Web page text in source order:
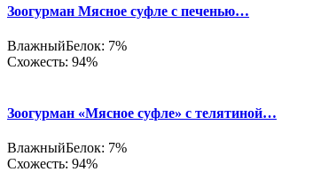
Зоогурман Мясное суфле с печенью…
ВлажныйБелок: 7%
Схожесть: 94%
Зоогурман «Мясное суфле» с телятиной…
ВлажныйБелок: 7%
Схожесть: 94%